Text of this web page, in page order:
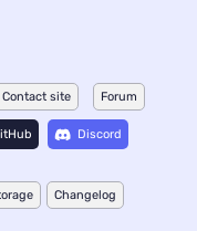
Contact site Forum
Discord
Changelog